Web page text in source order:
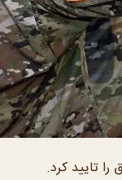
را تایید کرد.